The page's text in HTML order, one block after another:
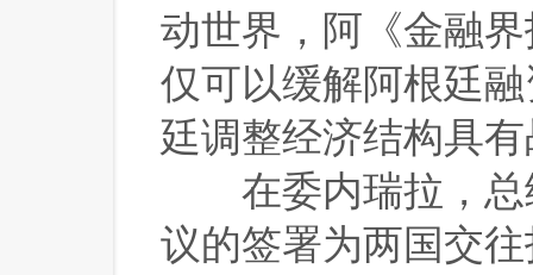
动世界，阿《金融
仅可以缓解阿根廷
廷调整经济结构具
在委内瑞拉，总
议的签署为两国交